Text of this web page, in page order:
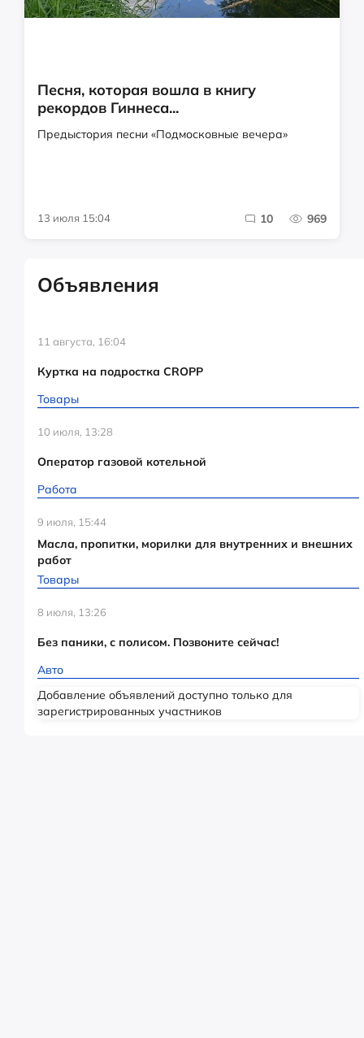
Песня, которая вошла в книгу
рекордов Гиннеса...
Предыстория песни «Подмосковные вечера»
13 июля 15:04 10 969
Объявления
11 августа, 16:04
Куртка на подростка CROPP
Товары
10 июля, 13:28
Оператор газовой котельной
Работа
9 июля, 15:44
Масла, пропитки, морилки для внутренних и внешних
работ
Товары
8 июля, 13:26
Без паники, с полисом. Позвоните сейчас!
Авто
Добавление объявлений доступно только для
зарегистрированных участников